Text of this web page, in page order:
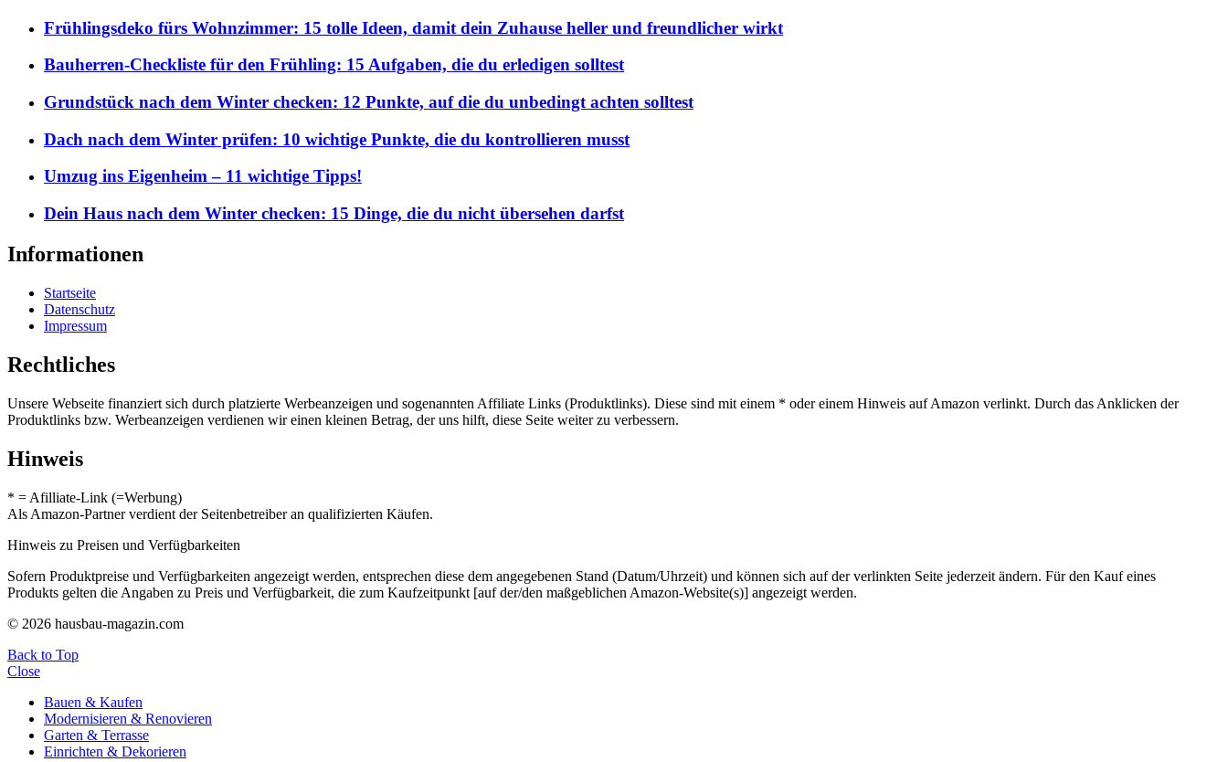
Frühlingsdeko fürs Wohnzimmer: 15 tolle Ideen, damit dein Zuhause heller und freundlicher wirkt
Bauherren-Checkliste für den Frühling: 15 Aufgaben, die du erledigen solltest
Grundstück nach dem Winter checken: 12 Punkte, auf die du unbedingt achten solltest
Dach nach dem Winter prüfen: 10 wichtige Punkte, die du kontrollieren musst
Umzug ins Eigenheim – 11 wichtige Tipps!
Dein Haus nach dem Winter checken: 15 Dinge, die du nicht übersehen darfst
Informationen
Startseite
Datenschutz
Impressum
Rechtliches
Unsere Webseite finanziert sich durch platzierte Werbeanzeigen und sogenannten Affiliate Links (Produktlinks). Diese sind mit einem * oder einem Hinweis auf Amazon verlinkt. Durch das Anklicken der
Produktlinks bzw. Werbeanzeigen verdienen wir einen kleinen Betrag, der uns hilft, diese Seite weiter zu verbessern.
Hinweis
* = Afilliate-Link (=Werbung)
Als Amazon-Partner verdient der Seitenbetreiber an qualifizierten Käufen.
Hinweis zu Preisen und Verfügbarkeiten
Sofern Produktpreise und Verfügbarkeiten angezeigt werden, entsprechen diese dem angegebenen Stand (Datum/Uhrzeit) und können sich auf der verlinkten Seite jederzeit ändern. Für den Kauf eines
Produkts gelten die Angaben zu Preis und Verfügbarkeit, die zum Kaufzeitpunkt [auf der/den maßgeblichen Amazon-Website(s)] angezeigt werden.
© 2026 hausbau-magazin.com
Back to Top
Close
Bauen & Kaufen
Modernisieren & Renovieren
Garten & Terrasse
Einrichten & Dekorieren